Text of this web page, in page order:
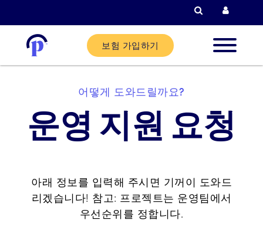
검색
보험 가입하기
현재 고
도움말
어떻게 도와드릴까요?
운영 지원 요청
아래 정보를 입력해 주시면 기꺼이 도와드
리겠습니다! 참고: 프로젝트는 운영팀에서
우선순위를 정합니다.